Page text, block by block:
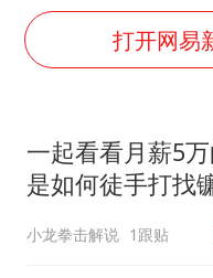
打开网易
一起看看月薪5
是如何徒手打找
小龙拳击解说 1跟贴